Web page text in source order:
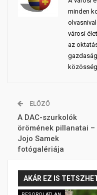
minden
városi
az
ELŐZŐ
A DAC-szurkolók
örömének pillanatai –
Jojo Samek
fotógalériája
AKÁR EZ IS